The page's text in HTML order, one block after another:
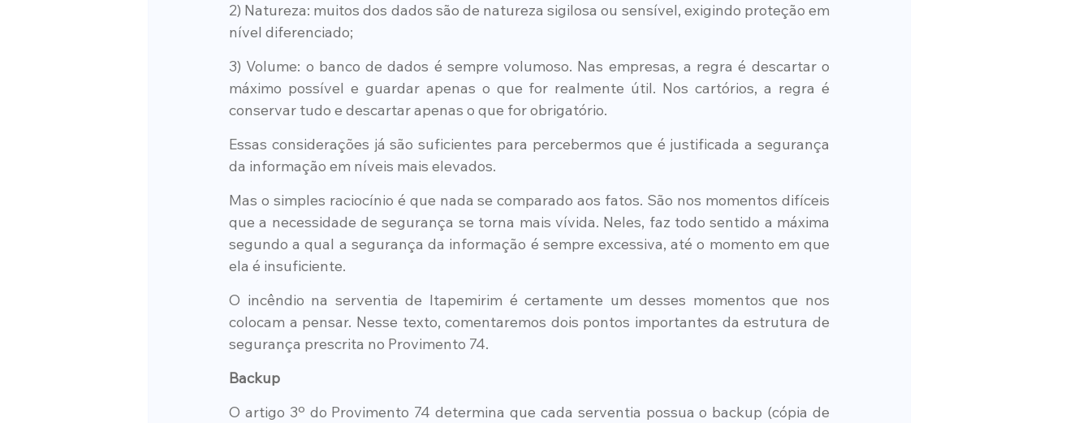
2) Natureza: muitos dos dados são de natureza sigilosa ou sensível, exigindo proteção em
nível diferenciado;
3) Volume: o banco de dados é sempre volumoso. Nas empresas, a regra é descartar o
máximo possível e guardar apenas o que for realmente útil. Nos cartórios, a regra é
conservar tudo e descartar apenas o que for obrigatório.
Essas considerações já são suficientes para percebermos que é justificada a segurança
da informação em níveis mais elevados.
Mas o simples raciocínio é que nada se comparado aos fatos. São nos momentos difíceis
que a necessidade de segurança se torna mais vívida. Neles, faz todo sentido a máxima
segundo a qual a segurança da informação é sempre excessiva, até o momento em que
ela é insuficiente.
O incêndio na serventia de Itapemirim é certamente um desses momentos que nos
colocam a pensar. Nesse texto, comentaremos dois pontos importantes da estrutura de
segurança prescrita no Provimento 74.
Backup
O artigo 3º do Provimento 74 determina que cada serventia possua o backup (cópia de